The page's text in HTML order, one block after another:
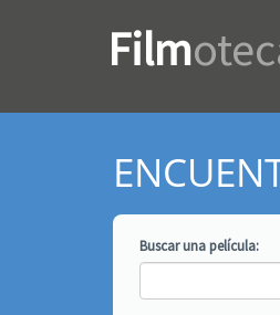
Film
Buscar unapelícula: